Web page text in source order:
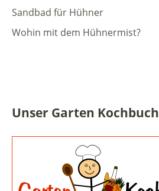
Sandbad für Hühner
Wohin mit dem Hühnermist?
Unser Garten Kochbuch